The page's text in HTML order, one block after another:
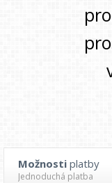
Možnosti platby
Jednoduchá platba